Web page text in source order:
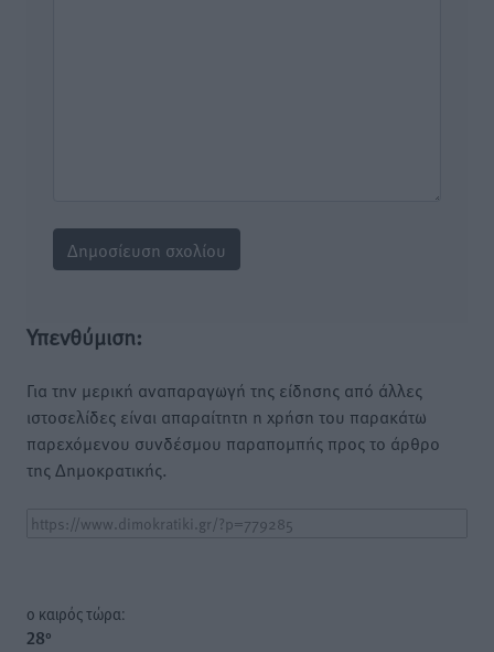
Υπενθύμιση:
Για την μερική αναπαραγωγή της είδησης από άλλες
ιστοσελίδες είναι απαραίτητη η χρήση του παρακάτω
παρεχόμενου συνδέσμου παραπομπής προς το άρθρο
της Δημοκρατικής.
o καιρός τώρα:
28°